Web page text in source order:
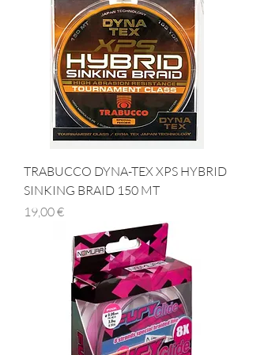
TRABUCCO DYNA-TEX XPS HYBRID
SINKING BRAID 150 MT
Prezzo
19,00 €